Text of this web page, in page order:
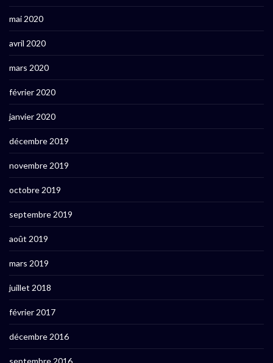
mai 2020
avril 2020
mars 2020
février 2020
janvier 2020
décembre 2019
novembre 2019
octobre 2019
septembre 2019
août 2019
mars 2019
juillet 2018
février 2017
décembre 2016
septembre 2016